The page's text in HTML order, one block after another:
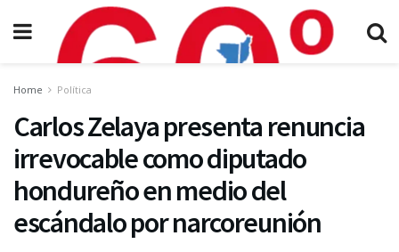
Home Política
Carlos Zelaya presenta renuncia
irrevocable como diputado
hondureño en medio del
escándalo por narcoreunión